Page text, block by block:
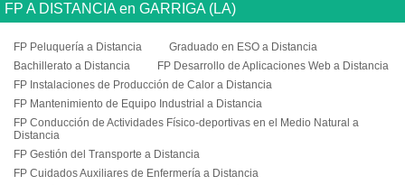
FP A DISTANCIA en GARRIGA (LA)
FP Peluquería a Distancia
Graduado en ESO a Distancia
Bachillerato a Distancia
FP Desarrollo de Aplicaciones Web a Distancia
FP Instalaciones de Producción de Calor a Distancia
FP Mantenimiento de Equipo Industrial a Distancia
FP Conducción de Actividades Físico-deportivas en el Medio Natural a
Distancia
FP Gestión del Transporte a Distancia
FP Cuidados Auxiliares de Enfermería a Distancia